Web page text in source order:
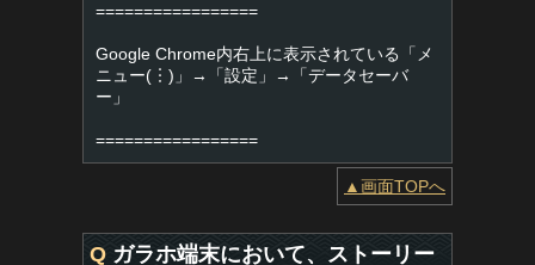
=================
Google Chrome内右上に表示されている「メ
ニュー(︙)」→「設定」→「データセーバ
ー」
=================
▲画面TOPへ
Q ガラホ端末において、ストーリー